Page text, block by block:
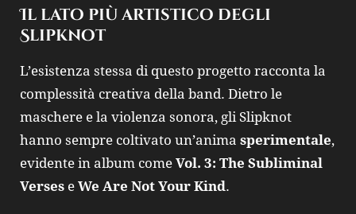
Il lato più artistico degli
Slipknot
L’esistenza stessa di questo progetto racconta la
complessità creativa della band. Dietro le
maschere e la violenza sonora, gli Slipknot
hanno sempre coltivato un’anima sperimentale,
evidente in album come Vol. 3: The Subliminal
Verses e We Are Not Your Kind.